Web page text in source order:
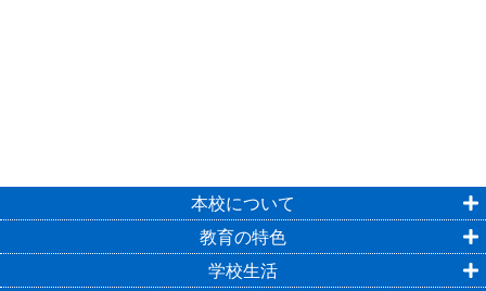
本校について
教育の特色
学校生活